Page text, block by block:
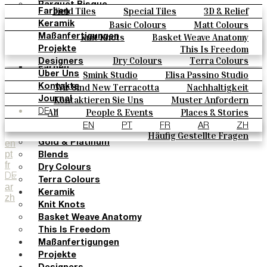
Field Tiles Special Tiles
3D & Relief
Hand Painted
Bold Pattern
Parquet Bisque
Natural Cotto
Smink Studio
Elisa Passino
Paulo Vale
Farben
Basic Colours
Matt Colours
Oxide Explosions
Special Firing
Vintage Metallics
Gold & Platinum
Blends
Dry Colours
Terra Colours
Keramik
Knit Knots
Basket Weave Anatomy
This Is Freedom
Maßanfertigungen
Projekte
Designers
Smink Studio
Elisa Passino Studio
Paulo Vale
Über Uns
Wir Sind New Terracotta
Nachhaltigkeit
Portugiesisches Vermächtnis
Kontakte
Kontaktieren Sie Uns
Muster Anfordern
Kaufmöglichkeiten
Kataloge U Technische Spezifikationen
Häufig Gestellte Fragen
Journal
All People & Events
Places & Stories
Materials & Sustainability
Inspiration & Culture
DE
EN PT FR AR ZH
en
pt
fr
DE
ar
zh
Parquet Bisque
Natural Cotto
Smink Studio
Elisa Passino
Paulo Vale
Farben
Basic Colours
Matt Colours
Oxide Explosions
Special Firing
Vintage Metallics
Gold & Platinum
Blends
Dry Colours
Terra Colours
Keramik
Knit Knots
Basket Weave Anatomy
This Is Freedom
Maßanfertigungen
Projekte